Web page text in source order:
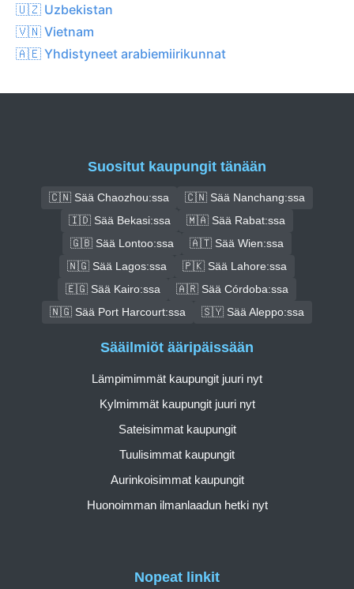
🇺🇿 Uzbekistan
🇻🇳 Vietnam
🇦🇪 Yhdistyneet arabiemiirikunnat
Suositut kaupungit tänään
🇨🇳 Sää Chaozhou:ssa
🇨🇳 Sää Nanchang:ssa
🇮🇩 Sää Bekasi:ssa
🇲🇦 Sää Rabat:ssa
🇬🇧 Sää Lontoo:ssa
🇦🇹 Sää Wien:ssa
🇳🇬 Sää Lagos:ssa
🇵🇰 Sää Lahore:ssa
🇪🇬 Sää Kairo:ssa
🇦🇷 Sää Córdoba:ssa
🇳🇬 Sää Port Harcourt:ssa
🇸🇾 Sää Aleppo:ssa
Nopeat linkit
Sääilmiöt ääripäissään
Lämpimimmät kaupungit juuri nyt
Kylmimmät kaupungit juuri nyt
Sateisimmat kaupungit
Tuulisimmat kaupungit
Aurinkoisimmat kaupungit
Huonoimman ilmanlaadun hetki nyt